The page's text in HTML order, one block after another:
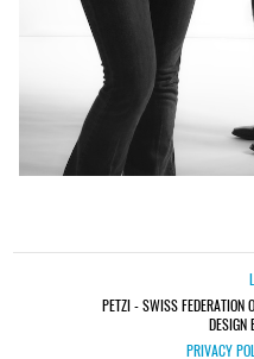
PETZI - SWISS FEDERATION
DESIGN
PRIVACY